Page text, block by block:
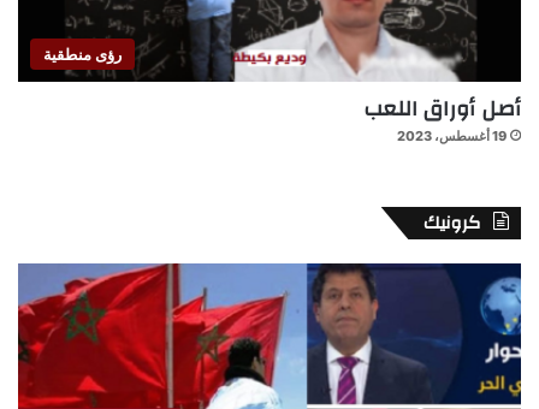
رؤى منطقية
أصل أوراق اللعب
19 أغسطس، 2023
كرونيك